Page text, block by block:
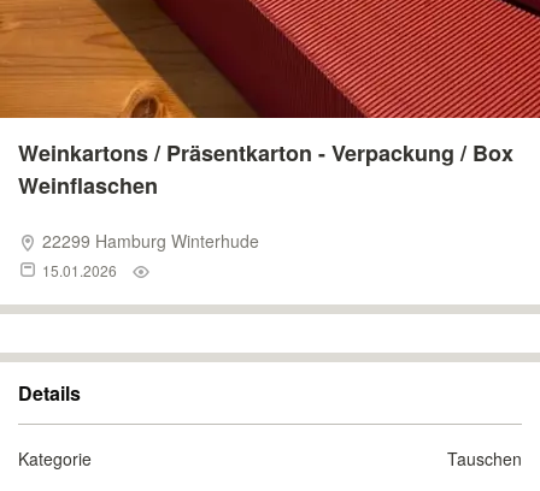
Weinkartons / Präsentkarton - Verpackung / Box
Weinflaschen
22299 Hamburg Winterhude
15.01.2026
Details
Kategorie Tauschen